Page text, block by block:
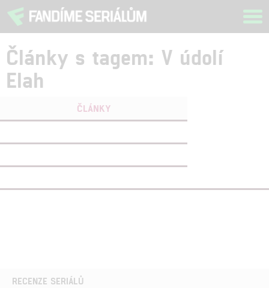
Články s tagem: V údolí
Elah
ČLÁNKY
RECENZE SERIÁLŮ